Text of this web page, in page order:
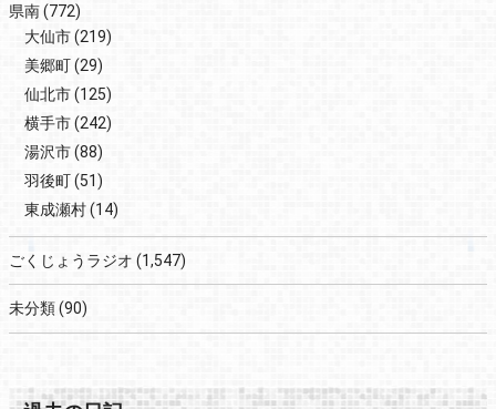
県南(772)
大仙市(219)
美郷町(29)
仙北市(125)
横手市(242)
湯沢市(88)
羽後町(51)
東成瀬村(14)
ごくじょうラジオ (1,547)
未分類(90)